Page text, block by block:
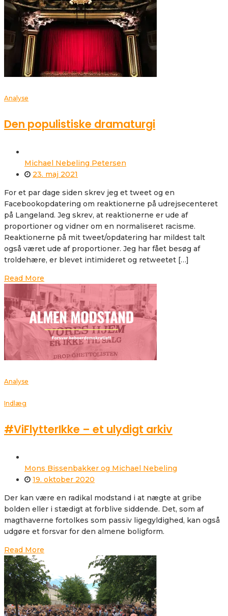
Analyse
Den populistiske dramaturgi
Michael Nebeling Petersen
23. maj 2021
For et par dage siden skrev jeg et tweet og en
Facebookopdatering om reaktionerne på udrejsecenteret
på Langeland. Jeg skrev, at reaktionerne er ude af
proportioner og vidner om en normaliseret racisme.
Reaktionerne på mit tweet/opdatering har mildest talt
også været ude af proportioner. Jeg har fået besøg af
troldehære, er blevet intimideret og retweetet […]
Read More
Analyse
Indlæg
#ViFlytterIkke – et ulydigt arkiv
Mons Bissenbakker og Michael Nebeling
19. oktober 2020
Der kan være en radikal modstand i at nægte at gribe
bolden eller i stædigt at forblive siddende. Det, som af
magthaverne fortolkes som passiv ligegyldighed, kan også
udgøre et forsvar for den almene boligform.
Read More